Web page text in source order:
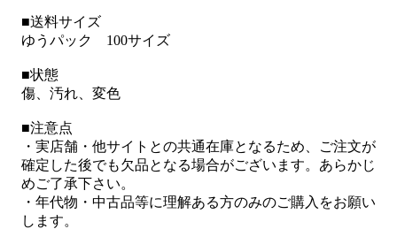
■送料サイズ
ゆうパック 100サイズ
■状態
傷、汚れ、変色
■注意点
・実店舗・他サイトとの共通在庫となるため、ご注文が
確定した後でも欠品となる場合がございます。あらかじ
めご了承下さい。
・年代物・中古品等に理解ある方のみのご購入をお願い
します。